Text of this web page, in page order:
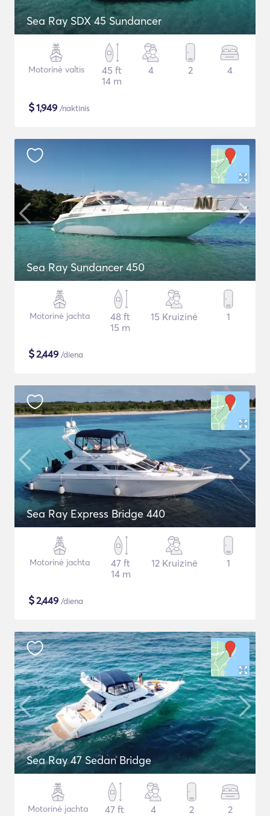
Sea Ray SDX 45 Sundancer
Motorinė valtis
45 ft
14 m
4 2 4
$1,949 /naktinis
Sea Ray Sundancer 450
Motorinė jachta
48 ft
15 m
15 Kruizinė 1
$2,449 /diena
Sea Ray Express Bridge 440
Motorinė jachta
47 ft
14 m
12 Kruizinė 1
$2,449 /diena
Sea Ray 47 Sedan Bridge
Motorinė jachta
47 ft
4 2 2